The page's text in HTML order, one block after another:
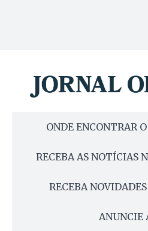
ONDE ENCONTRAR
RECEBA AS NOTÍCIAS
RECEBA
ANUNCIE